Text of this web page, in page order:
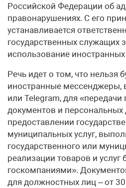
Российской Федерации об
правонарушениях. С его
устанавливается
государственных служащих
использование
Речь идет о том, что нельзя
иностранные мессенджеры,
или Telegram, для
документов и персональных
предоставлении
муниципальных услуг,
государственного или
реализации товаров и услуг
госкомпаниями».
для должностных лиц – от